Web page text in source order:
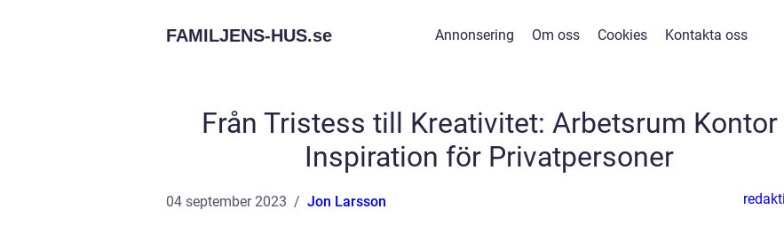
FAMILJENS-HUS.se Annonsering Om oss Cookies Kontakta oss
Från Tristess till Kreativitet: Arbetsrum Kontor
Inspiration för Privatpersoner
04 september 2023 Jon Larsson